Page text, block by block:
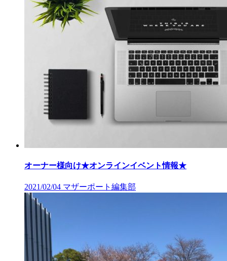
オーナー様向け★オンラインイベント情報★
2021/02/04 マザーポート編集部